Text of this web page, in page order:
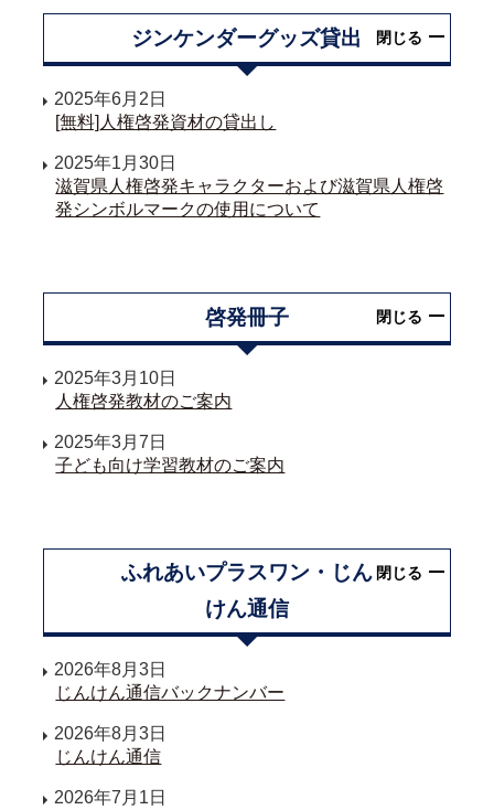
ジンケンダーグッズ貸出 閉じる
2025年6月2日
[無料]人権啓発資材の貸出し
2025年1月30日
滋賀県人権啓発キャラクターおよび滋賀県人権啓
発シンボルマークの使用について
啓発冊子 閉じる
2025年3月10日
人権啓発教材のご案内
2025年3月7日
子ども向け学習教材のご案内
ふれあいプラスワン・じん
けん通信
閉じる
2026年8月3日
じんけん通信バックナンバー
2026年8月3日
じんけん通信
2026年7月1日